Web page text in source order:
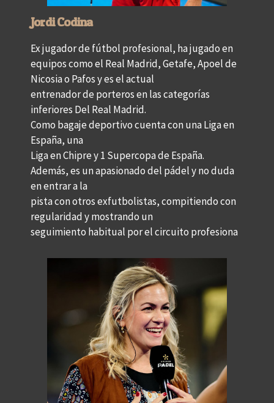
Jordi Codina
Ex jugador de fútbol profesional, ha jugado en
equipos como el Real Madrid, Getafe, Apoel de
Nicosia o Pafos y es el actual
entrenador de porteros en las categorías
inferiores Del Real Madrid.
Como bagaje deportivo cuenta con una Liga en
España, una
Liga en Chipre y 1 Supercopa de España.
Además, es un apasionado del pádel y no duda
en entrar a la
pista con otros exfutbolistas, compitiendo con
regularidad y mostrando un
seguimiento habitual por el circuito profesiona